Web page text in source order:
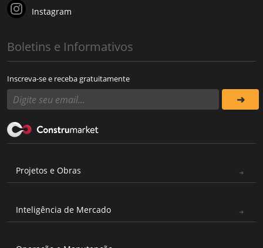
Instagram
Boletins e Informativos
Inscreva-se e receba gratuitamente
Projetos e Obras
Inteligência de Mercado